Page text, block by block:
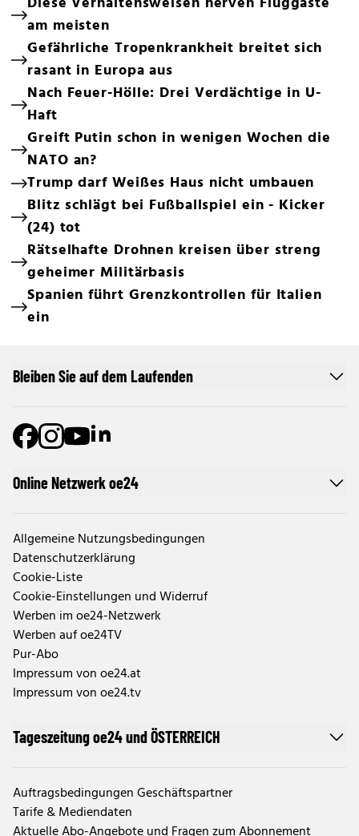
am meisten
Gefährliche Tropenkrankheit breitet sich
rasant in Europa aus
Nach Feuer-Hölle: Drei Verdächtige in U-
Haft
Greift Putin schon in wenigen Wochen die
NATO an?
Trump darf Weißes Haus nicht umbauen
Blitz schlägt bei Fußballspiel ein - Kicker
(24) tot
Rätselhafte Drohnen kreisen über streng
geheimer Militärbasis
Spanien führt Grenzkontrollen für Italien
ein
Online Netzwerk oe24
Allgemeine Nutzungsbedingungen
Datenschutzerklärung
Cookie-Liste
Cookie-Einstellungen und Widerruf
Werben im oe24-Netzwerk
Werben auf oe24TV
Pur-Abo
Impressum von oe24.at
Impressum von oe24.tv
Tageszeitung oe24 und ÖSTERREICH
Auftragsbedingungen Geschäftspartner
Tarife & Mediendaten
Bleiben Sie auf dem Laufenden